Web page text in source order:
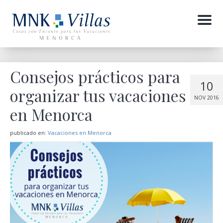
Menu
10
NOV 2016
Consejos prácticos para
organizar tus vacaciones
en Menorca
publicado en: Vacaciones en Menorca